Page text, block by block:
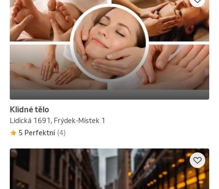
Klidné tělo
Lidická 1691, Frýdek-Místek 1
5 Perfektní (4)